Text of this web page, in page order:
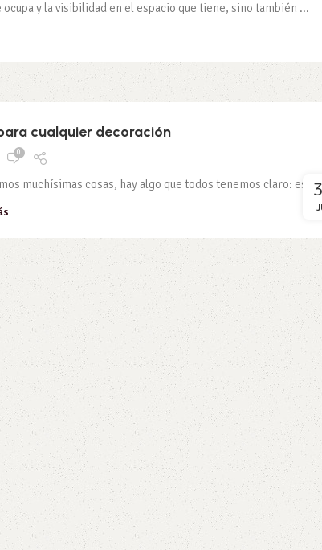
y la visibilidad en el espacio que tiene, sino también ...
cualquier decoración
0
muchísimas cosas, hay algo que todos tenemos claro: es